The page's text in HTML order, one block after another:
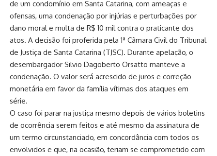
de um condomínio em Santa Catarina, com ameaças e
ofensas, uma condenação por injúrias e perturbações por
dano moral e multa de R$ 10 mil contra o praticante dos
atos. A decisão foi proferida pela 1ª Câmara Civil do Tribunal
de Justiça de Santa Catarina (TJSC). Durante apelação, o
desembargador Silvio Dagoberto Orsatto manteve a
condenação. O valor será acrescido de juros e correção
monetária em favor da família vítimas dos ataques em
série.
O caso foi parar na justiça mesmo depois de vários boletins
de ocorrência serem feitos e até mesmo da assinatura de
um termo circunstanciado, em concordância com todos os
envolvidos e que, na ocasião, teriam se comprometido com